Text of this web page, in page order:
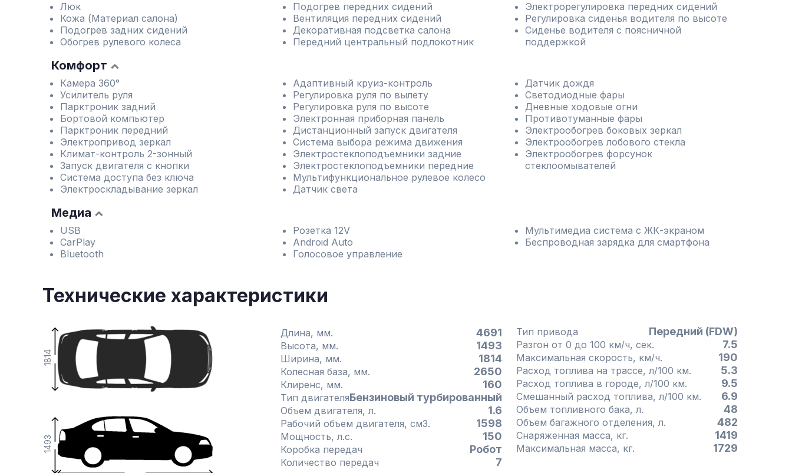
Люк
Кожа (Материал салона)
Подогрев задних сидений
Обогрев рулевого колеса
Подогрев передних сидений
Вентиляция передних сидений
Декоративная подсветка салона
Передний центральный подлокотник
Электрорегулировка передних сидений
Регулировка сиденья водителя по высоте
Сиденье водителя с поясничной
поддержкой
Комфорт
Камера 360°
Усилитель руля
Парктроник задний
Бортовой компьютер
Парктроник передний
Электропривод зеркал
Климат-контроль 2-зонный
Запуск двигателя с кнопки
Система доступа без ключа
Электроскладывание зеркал
Адаптивный круиз-контроль
Регулировка руля по вылету
Регулировка руля по высоте
Электронная приборная панель
Дистанционный запуск двигателя
Система выбора режима движения
Электростеклоподъемники задние
Электростеклоподъемники передние
Мультифункциональное рулевое колесо
Датчик света
Датчик дождя
Светодиодные фары
Дневные ходовые огни
Противотуманные фары
Электрообогрев боковых зеркал
Электрообогрев лобового стекла
Электрообогрев форсунок
стеклоомывателей
Медиа
USB
CarPlay
Bluetooth
Розетка 12V
Android Auto
Голосовое управление
Мультимедиа система с ЖК-экраном
Беспроводная зарядка для смартфона
Технические характеристики
1493
1814
Длина, мм. 4691
Высота, мм. 1493
Ширина, мм. 1814
Колесная база, мм. 2650
Клиренс, мм. 160
Тип двигателяБензиновый турбированный
Объем двигателя, л. 1.6
Рабочий объем двигателя, см3. 1598
Мощность, л.с. 150
Коробка передач Робот
Количество передач 7
Тип привода Передний (FDW)
Разгон от 0 до 100 км/ч, сек. 7.5
Максимальная скорость, км/ч. 190
Расход топлива на трассе, л/100 км. 5.3
Расход топлива в городе, л/100 км. 9.5
Смешанный расход топлива, л/100 км. 6.9
Объем топливного бака, л. 48
Объем багажного отделения, л. 482
Снаряженная масса, кг. 1419
Максимальная масса, кг. 1729